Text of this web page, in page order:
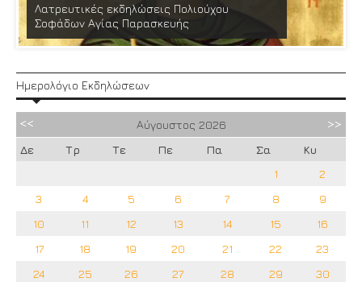
Λατρευτικές εκδηλώσεις Πολιούχου
Σοφάδων Αγίας Παρασκευής
Ημερολόγιο Εκδηλώσεων
Αύγουστος 2026
Δε
Τρ Τε Πε Πα Σα
Κυ
1
2
3
4 5 6 7 8
9
10
11 12 13 14 15
16
17
18 19 20 21 22
23
24
25 26 27 28 29
30